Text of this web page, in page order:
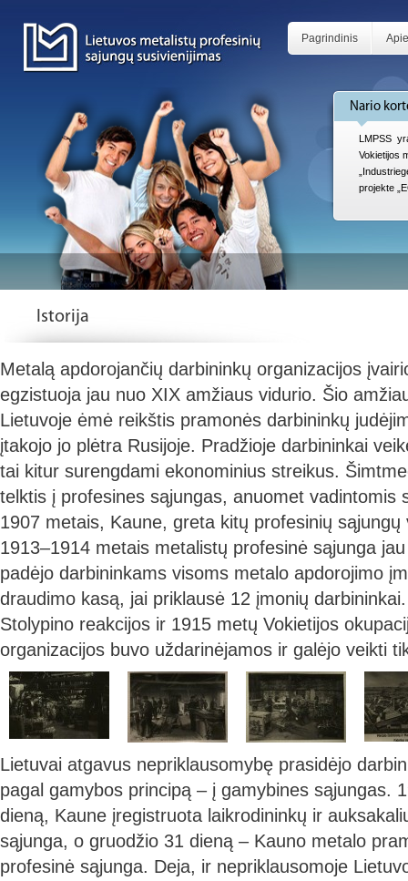
Nario
LMPSS
Vokietijos
projekte
Pagrindinis
Istorija
Metalą apdorojančių darbininkų organizacijos
egzistuoja jau nuo XIX amžiaus vidurio. Šio
Lietuvoje ėmė reikštis pramonės darbininkų
įtakojo jo plėtra Rusijoje. Pradžioje darbininkai
tai kitur surengdami ekonominius streikus.
telktis į profesines sąjungas, anuomet vadintomis
1907 metais, Kaune, greta kitų profesinių sąjungų
1913–1914 metais metalistų profesinė sąjunga
padėjo darbininkams visoms metalo apdorojimo
draudimo kasą, jai priklausė 12 įmonių darbininkai.
Stolypino reakcijos ir 1915 metų Vokietijos
organizacijos buvo uždarinėjamos ir galėjo veikti
Lietuvai atgavus nepriklausomybę prasidėjo
pagal gamybos principą – į gamybines sąjungas.
dieną, Kaune įregistruota laikrodininkų ir
sąjunga, o gruodžio 31 dieną – Kauno metalo
profesinė sąjunga. Deja, ir nepriklausomoje